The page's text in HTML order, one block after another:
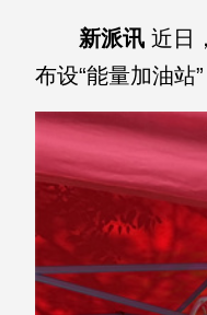
新派讯 近日
布设“能量加油站